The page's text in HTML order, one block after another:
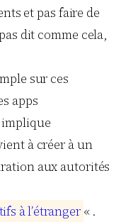
et pas faire de
dit comme cela,
sur ces
apps
implique
à créer à un
aux autorités
tifs àl’étranger « .